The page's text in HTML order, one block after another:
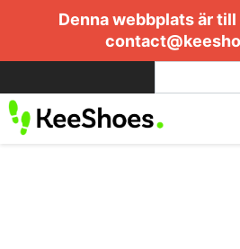
Denna webbplats är till